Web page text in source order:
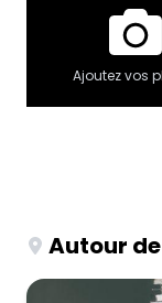
Ajoutez vos
Autour